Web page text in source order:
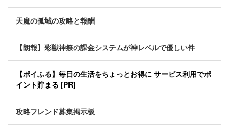
天魔の孤城の攻略と報酬
【朗報】彩獣神祭の課金システムが神レベルで優しい件
【ポイふる】毎日の生活をちょっとお得に サービス利用でポ
イント貯まる [PR]
攻略フレンド募集掲示板